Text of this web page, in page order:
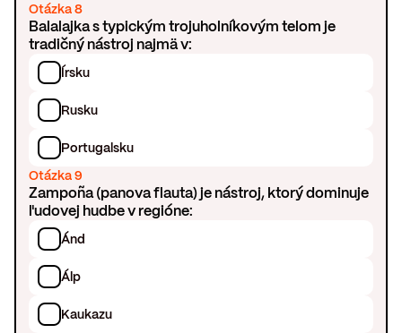
Otázka 8
Balalajka s typickým trojuholníkovým telom je
tradičný nástroj najmä v:
Írsku
Rusku
Portugalsku
Otázka 9
Zampoña (panova flauta) je nástroj, ktorý dominuje
ľudovej hudbe v regióne:
Ánd
Álp
Kaukazu